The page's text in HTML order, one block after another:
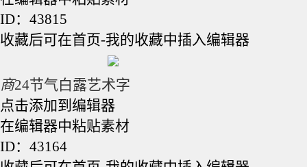
ID：43815
收藏后可在首页-我的收藏中插入编辑器
商24节气白露艺术字
点击添加到编辑器
在编辑器中粘贴素材
ID：43164